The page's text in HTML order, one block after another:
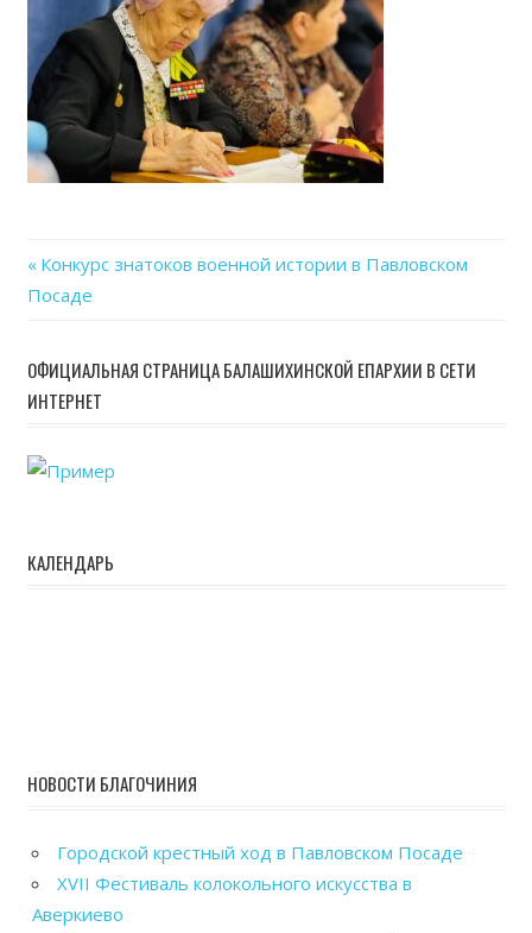
Навигация
записям
Previous
Post:
Конкурс знатоков военной истории в Павловском
Посаде
ОФИЦИАЛЬНАЯ СТРАНИЦА БАЛАШИХИНСКОЙ ЕПАРХИИ В СЕТИ
ИНТЕРНЕТ
КАЛЕНДАРЬ
НОВОСТИ БЛАГОЧИНИЯ
Городской крестный ход в Павловском Посаде
XVII Фестиваль колокольного искусства в
Аверкиево